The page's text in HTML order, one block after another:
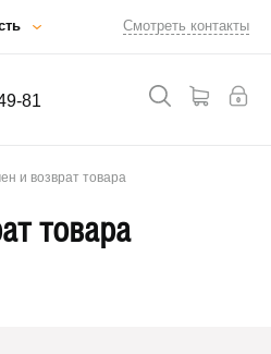
Смотреть контакты
81
и возврат товара
товара